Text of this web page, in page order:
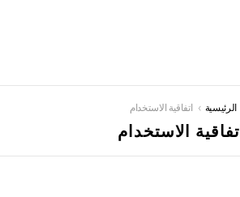
الرئيسية اتفاقية الاستخدام
اتفاقية الاستخدام